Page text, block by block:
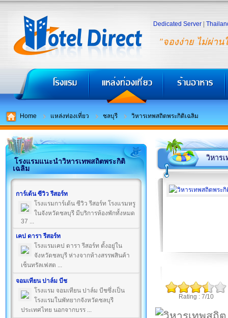
"จองง่าย ไม่ผ่าน
Dedicated Server
Home แหล่งท่องเที่ยว ชลบุรี วิหารเทพสถิตพระกิติเฉลิม
โรงแรมแนะนำวิหารเทพสถิตพระกิติ
เฉลิม
การ์เด้น ซีวิว รีสอร์ท
โรงแรมการ์เด้น ซีวิว รีสอร์ท โรงแรมหรู
ในจังหวัดชลบุรี มีบริการห้องพักทั้งหมด
37 ...
เคป ดารา รีสอร์ท
โรงแรมเคป ดารา รีสอร์ท ตั้งอยู่ใน
จังหวัดชลบุรี ห่างจากห้างสรรพสินค้า
เซ็นทรัลเฟสต ...
จอมเทียน ปาล์ม บีช
โรงแรม จอมเทียน ปาล์ม บีชซึ่งเป็น
โรงแรมในพัทยากจังหวัดชลบุรี
ประเทศไทย นอกจากบรร ...
วิหาร
Rating : 7/10